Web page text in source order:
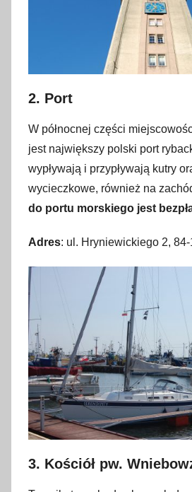
2. Port
W północnej części
jest największy polski port
wypływają i przypływają kutry
wycieczkowe, również na
do portu morskiego jest
Adres: ul. Hryniewickiego 2, 84-
3. Kościół pw.